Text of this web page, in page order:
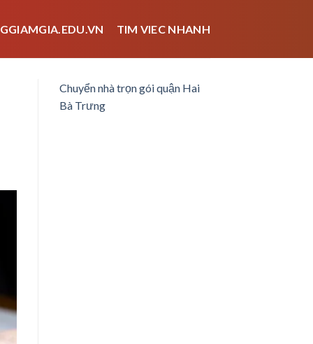
TIM VIEC NHANH
Chuyển nhà trọn gói quận Hai
Bà Trưng